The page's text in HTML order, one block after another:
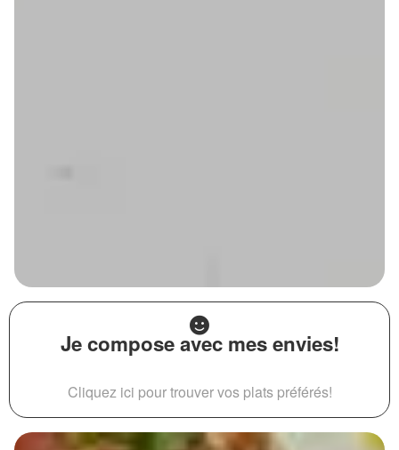
Je compose avec mes envies!
Cliquez ici pour trouver vos plats préférés!